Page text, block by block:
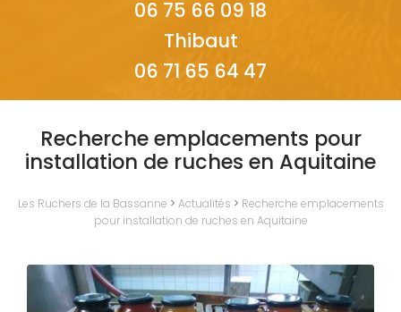
06 75 66 09 18
Thibaut
06 71 65 64 47
Recherche emplacements pour
installation de ruches en Aquitaine
Les Ruchers de la Bassanne > Actualités > Recherche emplacements
pour installation de ruches en Aquitaine